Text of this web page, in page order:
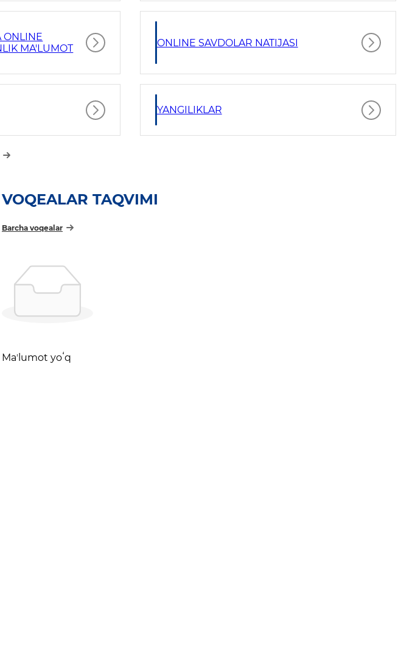
ONLINE
MA'LUMOT
ONLINE SAVDOLAR NATIJASI
YANGILIKLAR
VOQEALAR TAQVIMI
Barcha voqealar
Maʼlumot yoʻq